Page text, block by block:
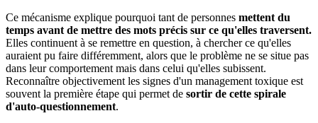
Ce mécanisme explique pourquoi tant de personnes mettent du
temps avant de mettre des mots précis sur ce qu'elles traversent.
Elles continuent à se remettre en question, à chercher ce qu'elles
auraient pu faire différemment, alors que le problème ne se situe pas
dans leur comportement mais dans celui qu'elles subissent.
Reconnaître objectivement les signes d'un management toxique est
souvent la première étape qui permet de sortir de cette spirale
d'auto-questionnement.